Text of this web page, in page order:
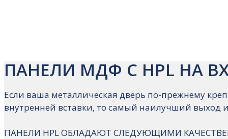
ПАНЕЛИ МДФ С HPL НА
Если ваша металлическая дверь по-прежнему
внутренней вставки, то самый наилучший выход
ПАНЕЛИ HPL ОБЛАДАЮТ СЛЕДУЮЩИМИ